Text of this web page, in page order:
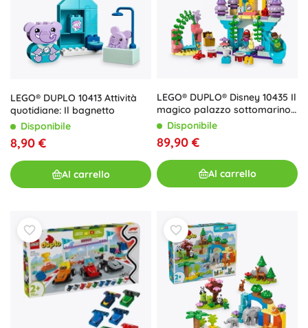
LEGO® DUPLO 10413 Attività
quotidiane: Il bagnetto
Disponibile
8,90 €
Al carrello
LEGO® DUPLO® Disney 10435 Il
magico palazzo sottomarino
di Ariel
Disponibile
89,90 €
Al carrello